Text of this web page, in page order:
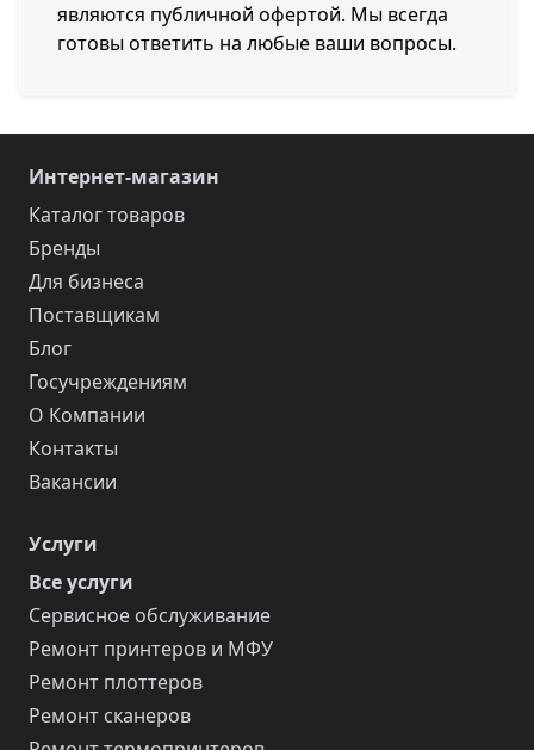
являются публичной офертой. Мы всегда
готовы ответить на любые ваши вопросы.
Интернет-магазин
Каталог товаров
Бренды
Для бизнеса
Поставщикам
Блог
Госучреждениям
О Компании
Контакты
Вакансии
Услуги
Все услуги
Сервисное обслуживание
Ремонт принтеров и МФУ
Ремонт плоттеров
Ремонт сканеров